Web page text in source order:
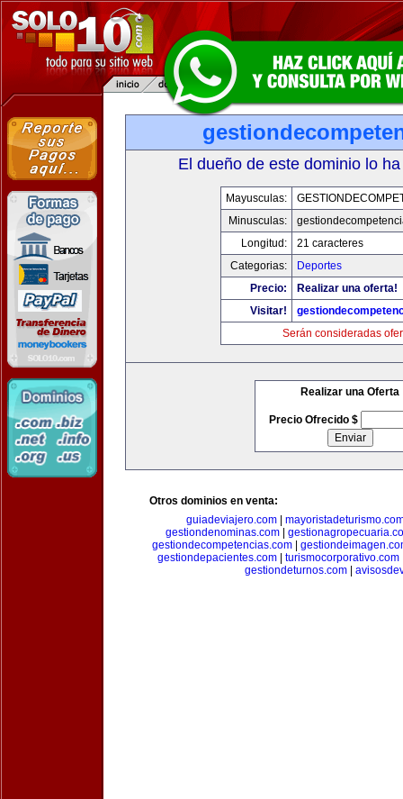
El dueño de este dominio lo
Mayusculas:
Minusculas:
Longitud:
21 caracteres
Categorias:
Deportes
Precio:
Realizar una oferta!
Visitar!
Serán consideradas
Realizar una Oferta
Precio Ofrecido $
Otros dominios en venta:
guiadeviajero.com|
gestiondenominas.com|
gestiondecompetencias.com|
gestiondepacientes.com| turismocorporativo.com
gestiondeturnos.com